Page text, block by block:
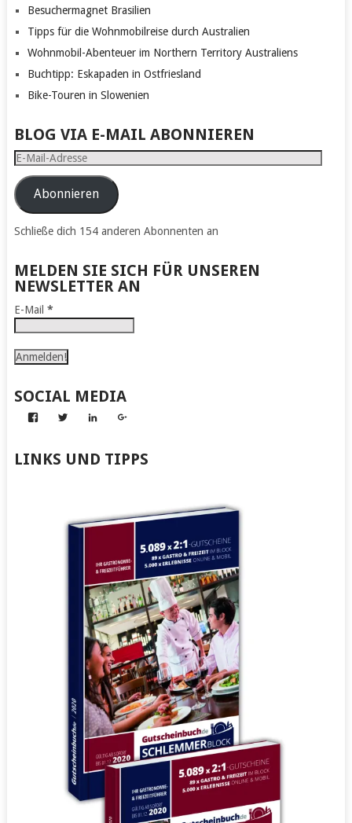
Besuchermagnet Brasilien
Tipps für die Wohnmobilreise durch Australien
Wohnmobil-Abenteuer im Northern Territory Australiens
Buchtipp: Eskapaden in Ostfriesland
Bike-Touren in Slowenien
BLOG VIA E-MAIL ABONNIEREN
E-
Mail-
AdresseAbonnieren
Schließe dich 154 anderen Abonnenten an
MELDEN SIE SICH FÜR UNSEREN
NEWSLETTER AN
E-Mail *
SOCIAL MEDIA
Profil
Nachmachen
Profil
Kapff
Profil
Kapff
Profil
Kapff
LINKS UND TIPPS